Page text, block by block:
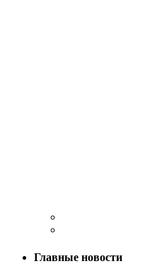
Главные новости